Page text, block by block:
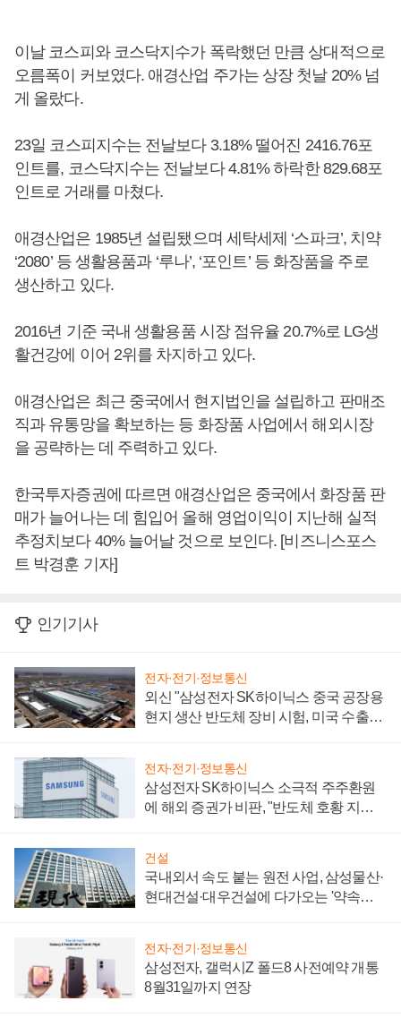
이날 코스피와 코스닥지수가 폭락했던 만큼 상대적으로
오름폭이 커보였다. 애경산업 주가는 상장 첫날 20% 넘
게 올랐다.
23일 코스피지수는 전날보다 3.18% 떨어진 2416.76포
인트를, 코스닥지수는 전날보다 4.81% 하락한 829.68포
인트로 거래를 마쳤다.
애경산업은 1985년 설립됐으며 세탁세제 ‘스파크’, 치약
‘2080’ 등 생활용품과 ‘루나’, ‘포인트’ 등 화장품을 주로
생산하고 있다.
2016년 기준 국내 생활용품 시장 점유율 20.7%로 LG생
활건강에 이어 2위를 차지하고 있다.
애경산업은 최근 중국에서 현지법인을 설립하고 판매조
직과 유통망을 확보하는 등 화장품 사업에서 해외시장
을 공략하는 데 주력하고 있다.
한국투자증권에 따르면 애경산업은 중국에서 화장품 판
매가 늘어나는 데 힘입어 올해 영업이익이 지난해 실적
추정치보다 40% 늘어날 것으로 보인다. [비즈니스포스
트 박경훈 기자]
인기기사
전자·전기·정보통신
외신 "삼성전자 SK하이닉스 중국 공장용
현지 생산 반도체 장비 시험, 미국 수출통
전자·전기·정보통신
삼성전자 SK하이닉스 소극적 주주환원
에 해외 증권가 비판, "반도체 호황 지속
건설
국내외서 속도 붙는 원전 사업, 삼성물산·
현대건설·대우건설에 다가오는 '약속의
전자·전기·정보통신
삼성전자, 갤럭시Z 폴드8 사전예약 개통
8월31일까지 연장